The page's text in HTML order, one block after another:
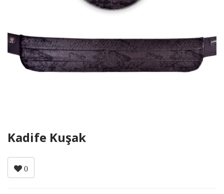
Kadife Kuşak
0